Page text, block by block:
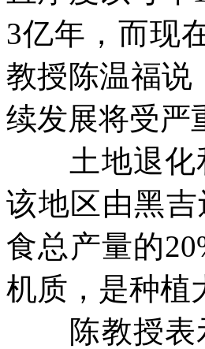
3亿年，而现
教授陈温福说
续发展将受严
土地退化和
该地区由黑
食总产量的
机质，是种植
陈教授表示